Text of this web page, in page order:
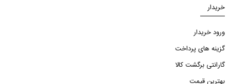
خریدار
ورود خریدار
گزینه های پرداخت
گارانتی برگشت کالا
بهترین قیمت